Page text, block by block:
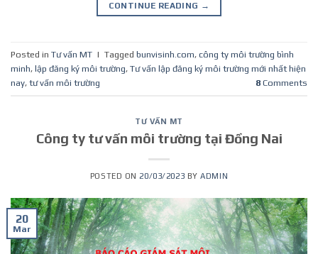
CONTINUE READING →
Posted in Tư vấn MT | Tagged bunvisinh.com, công ty môi trường bình
minh, lập đăng ký môi trường, Tư vấn lập đăng ký môi trường mới nhất hiện
nay, tư vấn môi trường 8 Comments
TƯ VẤN MT
Công ty tư vấn môi trường tại Đồng Nai
POSTED ON 20/03/2023 BYADMIN
20
Mar